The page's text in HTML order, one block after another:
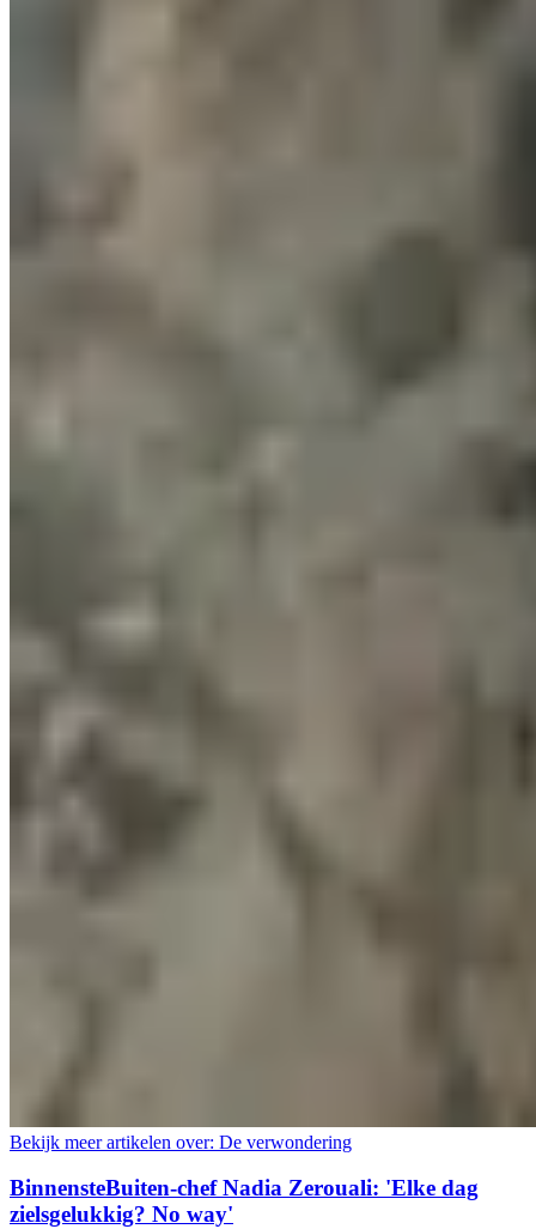
Bekijk meer artikelen over: De verwondering
BinnensteBuiten-chef Nadia Zerouali: 'Elke dag
zielsgelukkig? No way'